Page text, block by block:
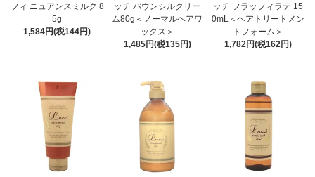
フィ ニュアンスミルク 8
5g
1,584円(税144円)
ッチ バウンシルクリー
ム80g＜ノーマルヘアワ
ックス＞
1,485円(税135円)
ッチ フラッフィラテ 15
0mL＜ヘアトリートメン
トフォーム＞
1,782円(税162円)